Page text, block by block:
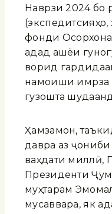
Наврӯзи 2024 бо
(экспедитсияҳо,
фонди
адад ашёи
ворид
намоиши
гузошта
Ҳамзамон,
давра аз ҷониби
ваҳдати миллӣ,
Президенти
муҳтарам
мусаввара, як